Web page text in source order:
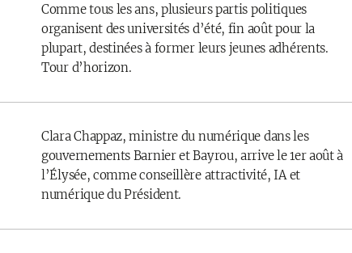
Comme tous les ans, plusieurs partis politiques
organisent des universités d’été, fin août pour la
plupart, destinées à former leurs jeunes adhérents.
Tour d’horizon.
Clara Chappaz, ministre du numérique dans les
gouvernements Barnier et Bayrou, arrive le 1er août à
l’Élysée, comme conseillère attractivité, IA et
numérique du Président.